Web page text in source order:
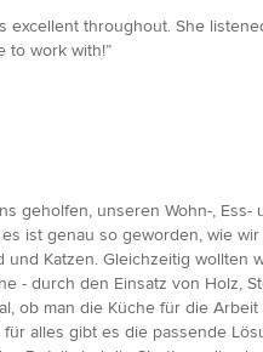
throughout. She
to work with!”
geholfen, unseren Wohn-,
ist genau so geworden, wie
Katzen. Gleichzeitig
- durch den Einsatz von Holz,
ob man die Küche für die
alles gibt es die passende